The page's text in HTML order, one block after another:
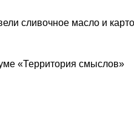
сливочное масло и
«Территория смыслов»